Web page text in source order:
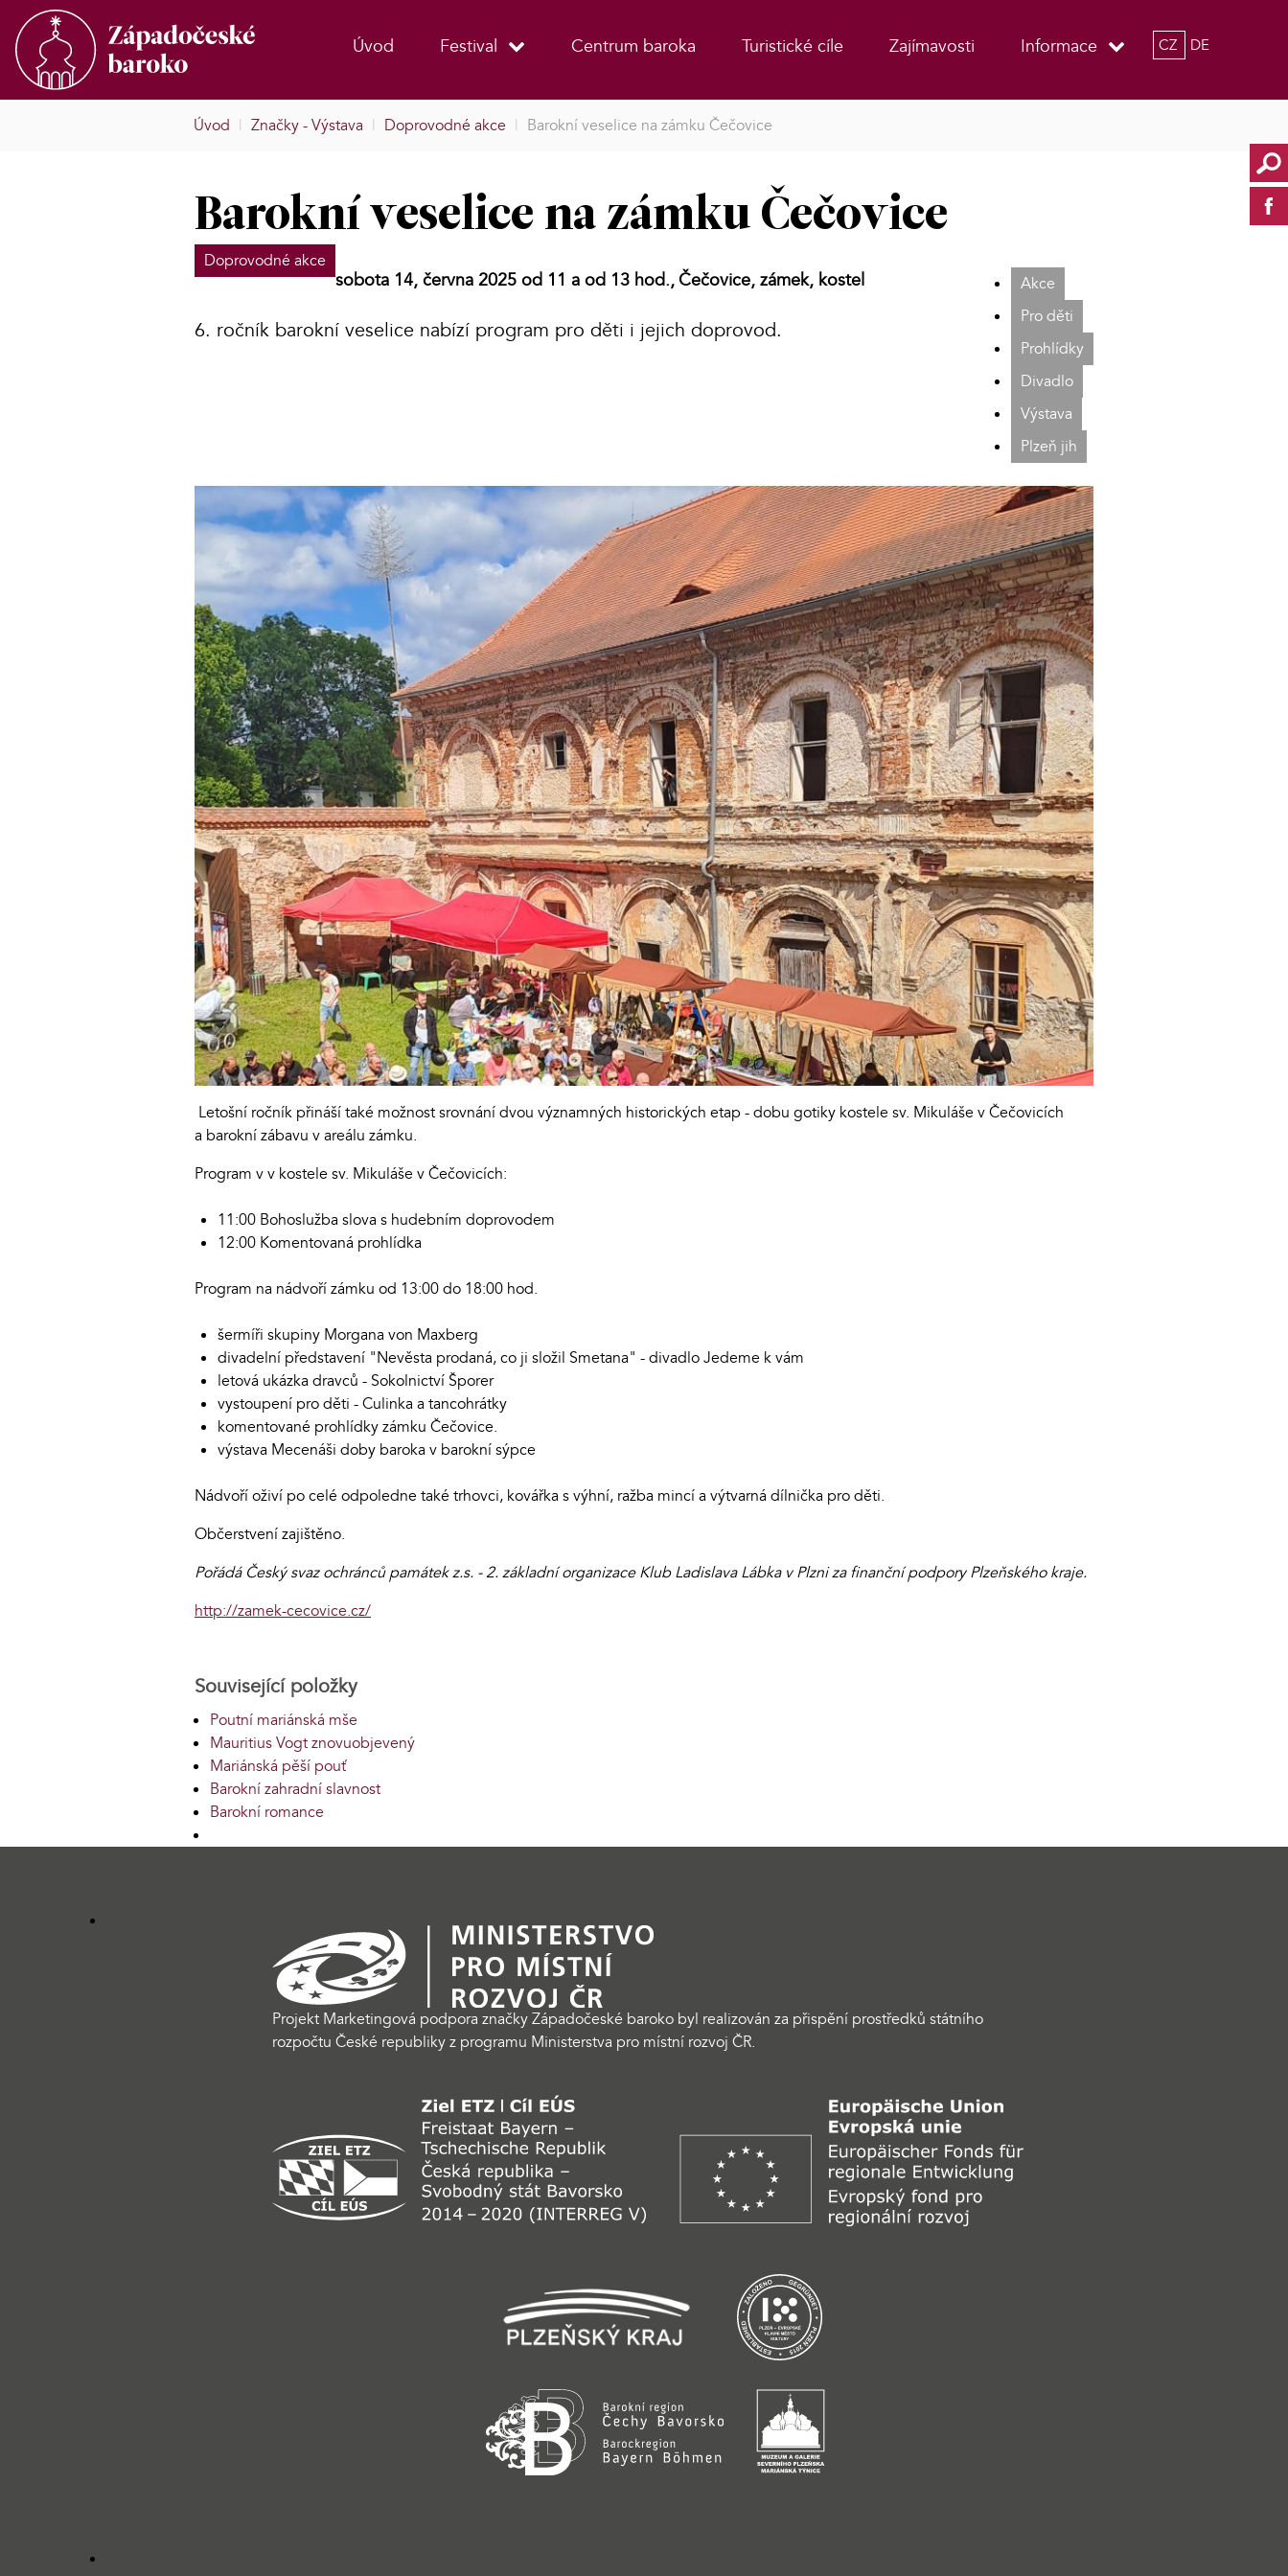
Úvod Festival Centrum baroka Turistické cíle Zajímavosti Informace CZ DE
Úvod | Značky - Výstava | Doprovodné akce | Barokní veselice na zámku Čečovice
Barokní veselice na zámku Čečovice
Doprovodné akce
Akce
Pro děti
Prohlídky
Divadlo
Výstava
Plzeň jih
sobota 14, června 2025 od 11 a od 13 hod.,Čečovice, zámek, kostel
6. ročník barokní veselice nabízí program pro děti i jejich doprovod.
Letošní ročník přináší také možnost srovnání dvou významných historických etap - dobu gotiky kostele sv. Mikuláše v Čečovicích
a barokní zábavu v areálu zámku.
Program v v kostele sv. Mikuláše v Čečovicích:
11:00 Bohoslužba slova s hudebním doprovodem
12:00 Komentovaná prohlídka
Program na nádvoří zámku od 13:00 do 18:00 hod.
šermíři skupiny Morgana von Maxberg
divadelní představení "Nevěsta prodaná, co ji složil Smetana" - divadlo Jedeme k vám
letová ukázka dravců - Sokolnictví Šporer
vystoupení pro děti - Culinka a tancohrátky
komentované prohlídky zámku Čečovice.
výstava Mecenáši doby baroka v barokní sýpce
Nádvoří oživí po celé odpoledne také trhovci, kovářka s výhní, ražba mincí a výtvarná dílnička pro děti.
Občerstvení zajištěno.
Pořádá Český svaz ochránců památek z.s. - 2. základní organizace Klub Ladislava Lábka v Plzni za finanční podpory Plzeňského kraje.
http://zamek-cecovice.cz/
Související položky
Poutní mariánská mše
Mauritius Vogt znovuobjevený
Mariánská pěší pouť
Barokní zahradní slavnost
Barokní romance
Projekt Marketingová podpora značky Západočeské baroko byl realizován za přispění prostředků státního
rozpočtu České republiky z programu Ministerstva pro místní rozvoj ČR.